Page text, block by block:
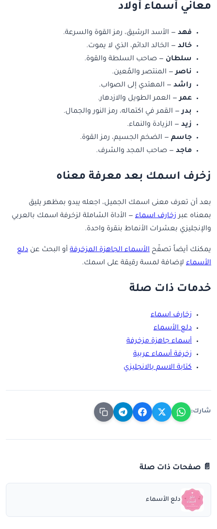
معاني أسماء أولاد
فهد — الأسد الرشيق، رمز القوة والسرعة.
خالد — الخالد الدائم، الذي لا يموت.
سلطان — صاحب السلطة والقوة.
ناصر— المنتصر والمُعين.
راشد — المهتدي إلى الصواب.
عمر— العمر الطويل والازدهار.
بدر— القمر في اكتماله، رمز النور والجمال.
زيد — الزيادة والنماء.
جاسم — الضخم الجسيم، رمز القوة.
ماجد — صاحب المجد والشرف.
زخرف اسمك بعد معرفة معناه
بعد أن تعرف معنى اسمك الجميل، اجعله يبدو بمظهر يليق
بمعناه عبرزخارف اسماء — الأداة الشاملة لزخرفة اسمك بالعربي
والإنجليزي بعشرات الأنماط بنقرة واحدة.
يمكنك أيضاً تصفّح الأسماء الجاهزة المزخرفة أو البحث عن دلع
الأسماء لإضافة لمسة رقيقة على اسمك.
خدمات ذات صلة
زخارف اسماء
دلع الأسماء
أسماء جاهزة مزخرفة
زخرفة أسماء عربية
كتابة الاسم بالانجليزي
شارك:
📄 صفحات ذات صلة
دلع الأسماء